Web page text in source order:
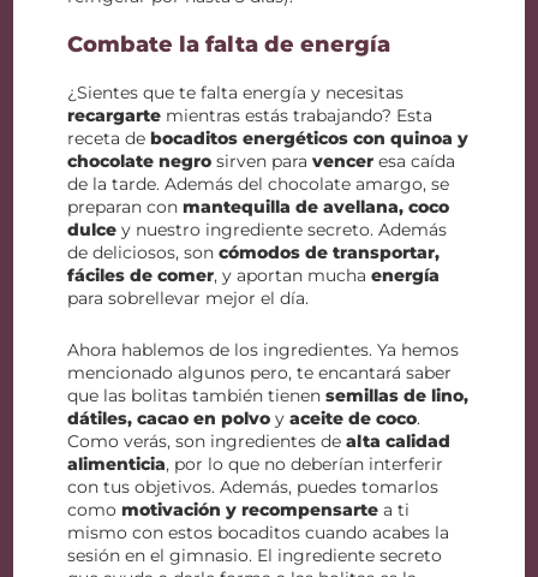
Combate la falta de energía
¿Sientes que te falta energía y necesitas
recargarte mientras estás trabajando? Esta
receta debocaditos energéticos con quinoa y
chocolate negro sirven paravencer esa caída
de la tarde. Además del chocolate amargo, se
preparan conmantequilla de avellana, coco
dulce y nuestro ingrediente secreto. Además
de deliciosos, soncómodos de transportar,
fáciles de comer, y aportan muchaenergía
para sobrellevar mejor el día.
Ahora hablemos de los ingredientes. Ya hemos
mencionado algunos pero, te encantará saber
que las bolitas también tienensemillas de lino,
dátiles, cacao en polvo yaceite de coco.
Como verás, son ingredientes dealta calidad
alimenticia, por lo que no deberían interferir
con tus objetivos. Además, puedes tomarlos
comomotivación y recompensarte a ti
mismo con estos bocaditos cuando acabes la
sesión en el gimnasio. El ingrediente secreto